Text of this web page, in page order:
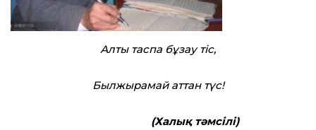
Алты таспа бұзау тіс,
Былжырамай аттан түс!
(Халық тәмсілі)